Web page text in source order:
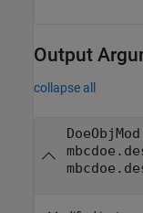
Output
collapse all
DoeObjMod